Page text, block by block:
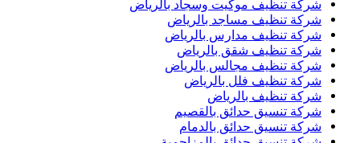
شركة تنظيف موكيت وسجاد بالرياض
شركة تنظيف مساجد بالرياض
شركة تنظيف مدارس بالرياض
شركة تنظيف شقق بالرياض
شركة تنظيف مجالس بالرياض
شركة تنظيف فلل بالرياض
شركة تنظيف بالرياض
شركة تنسيق حدائق بالقصيم
شركة تنسيق حدائق بالدمام